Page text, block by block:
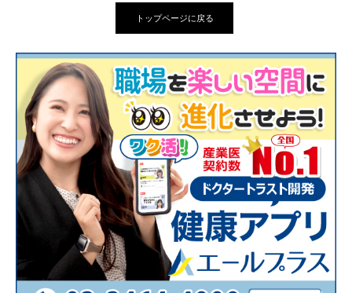
トップページに戻る